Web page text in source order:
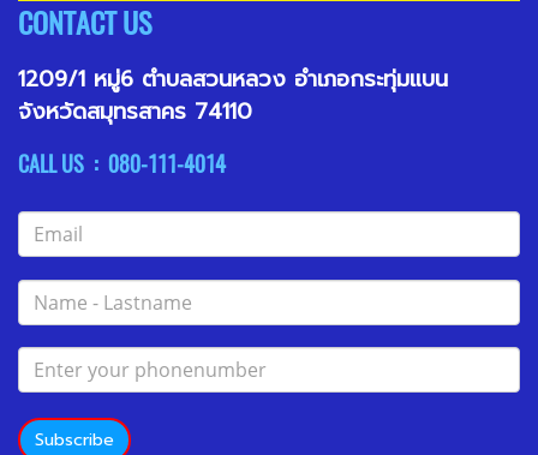
CONTACT US
1209/1 หมู่6 ตำบลสวนหลวง อำเภอกระทุ่มแบน
จังหวัดสมุทรสาคร 74110
CALL US : 080-111-4014
Subscribe